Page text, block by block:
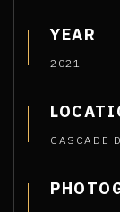
YEAR
2021
CASCADE